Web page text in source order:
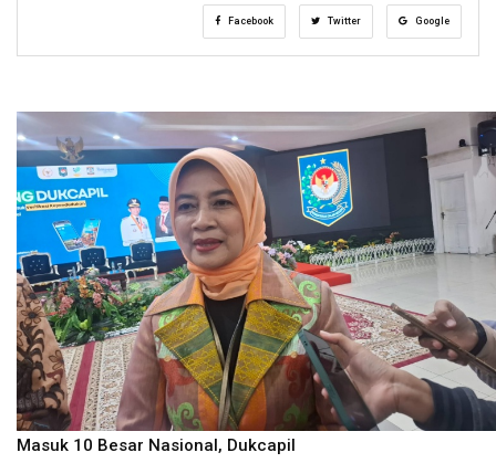
Facebook Twitter Google
Masuk 10 Besar Nasional, Dukcapil